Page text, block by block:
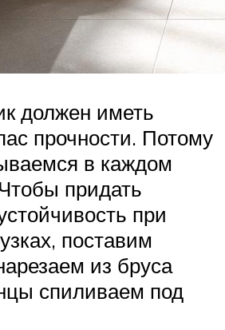
должен иметь
прочности. Потому
в каждом
придать
при
поставим
из бруса
спиливаем под